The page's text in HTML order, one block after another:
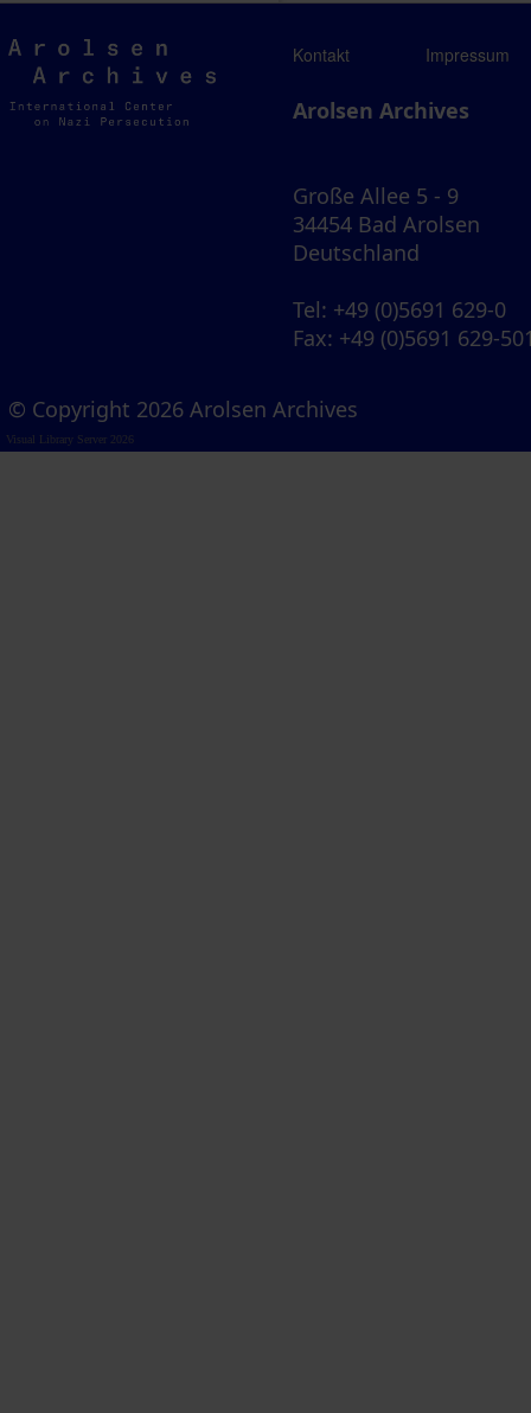
Arolsen
Archives
Kontakt Impressum
Arolsen Archives
Große Allee 5 - 9
34454 Bad Arolsen
Deutschland
Tel: +49 (0)5691 629-0
Fax: +49 (0)5691 629-
© Copyright 2026 Arolsen Archives
Visual Library Server 2026